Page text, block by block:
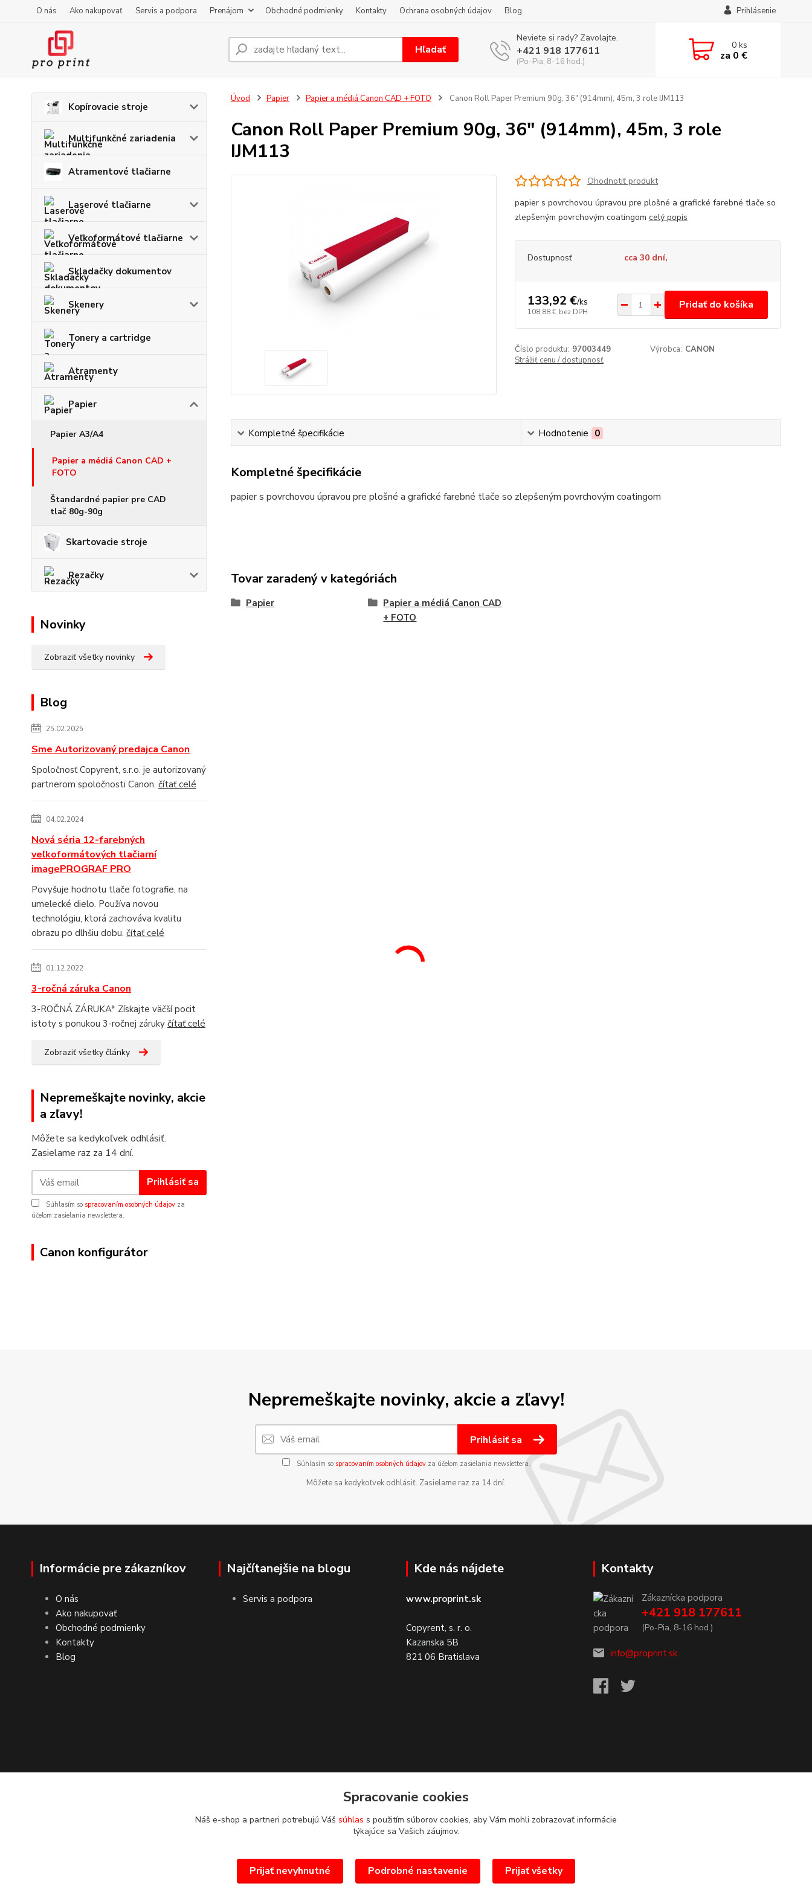
O nás Ako nakupovať Servis a podpora Prenájom Obchodné podmienky Kontakty Ochrana osobných údajov Blog Prihlásenie
Hľadať
Neviete si rady? Zavolajte.
+421 918 177611
(Po-Pia, 8-16 hod.)
0ks
za 0 €
Kopírovacie stroje
Multifunkčné zariadenia
Atramentové tlačiarne
Laserové tlačiarne
Veľkoformátové tlačiarne
Skladačky dokumentov
Skenery
Tonery a cartridge
Atramenty
Papier
Papier A3/A4
Papier a médiá Canon CAD +
FOTO
Štandardné papier pre CAD
tlač 80g-90g
Skartovacie stroje
Rezačky
Novinky
Zobraziť všetky novinky
Blog
25.02.2025
Sme Autorizovaný predajca Canon
Spoločnosť Copyrent, s.r.o. je autorizovaný
partnerom spoločnosti Canon. čítať celé
04.02.2024
Nová séria 12-farebných
veľkoformátových tlačiarní
imagePROGRAF PRO
Povyšuje hodnotu tlače fotografie, na
umelecké dielo. Používa novou
technológiu, ktorá zachováva kvalitu
obrazu po dlhšiu dobu. čítať celé
01.12.2022
3-ročná záruka Canon
3-ROČNÁ ZÁRUKA* Získajte väčší pocit
istoty s ponukou 3-ročnej záruky čítať celé
Zobraziť všetky články
Nepremeškajte novinky, akcie
a zľavy!
Môžete sa kedykoľvek odhlásiť.
Zasielame raz za 14 dní.
Prihlásiť sa
Súhlasím so spracovaním osobných údajov za
účelom zasielania newslettera.
Canon konfigurátor
Úvod Papier Papier a médiá Canon CAD + FOTO Canon Roll Paper Premium 90g, 36" (914mm), 45m, 3 role IJM113
Canon Roll Paper Premium 90g, 36" (914mm), 45m, 3 role
IJM113
Ohodnotiť produkt
papier s povrchovou úpravou pre plošné a grafické farebné tlače so
zlepšeným povrchovým coatingom celý popis
Dostupnosť cca 30 dní,
133,92 €/ks
108,88 € bez DPH
Pridať do košíka
Číslo produktu: 97003449 Výrobca: CANON
Strážiť cenu / dostupnosť
Kompletné špecifikácie Hodnotenie 0
Kompletné špecifikácie
papier s povrchovou úpravou pre plošné a grafické farebné tlače so zlepšeným povrchovým coatingom
Tovar zaradený v kategóriách
Papier
Papier a médiá Canon CAD
+ FOTO
Nepremeškajte novinky, akcie a zľavy!
Prihlásiť sa
Súhlasím so spracovaním osobných údajovza účelom zasielania newslettera.
Môžete sa kedykoľvek odhlásiť. Zasielame raz za 14 dní.
Informácie pre zákazníkov
O nás
Ako nakupovať
Obchodné podmienky
Kontakty
Blog
Najčítanejšie na blogu
Servis a podpora
Kde nás nájdete
www.proprint.sk
Copyrent, s. r. o.
Kazanska 5B
821 06 Bratislava
Kontakty
Zákaznícka podpora
+421 918 177611
(Po-Pia, 8-16 hod.)
info@proprint.sk
Spracovanie cookies
Náš e-shop a partneri potrebujú Váš súhlas s použitím súborov cookies, aby Vám mohli zobrazovať informácie
týkajúce sa Vašich záujmov.
Prijať nevyhnutné Podrobné nastavenie Prijať všetky